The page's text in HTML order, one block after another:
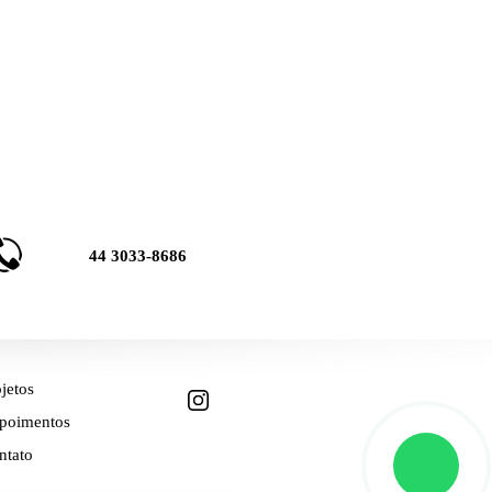
44 3033-8686